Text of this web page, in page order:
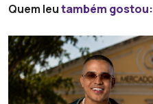
Quem leutambém gostou: